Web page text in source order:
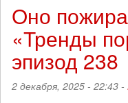
Оно
«Тренды
эпизод 238
2 декабря, 2025 - 22:43 -